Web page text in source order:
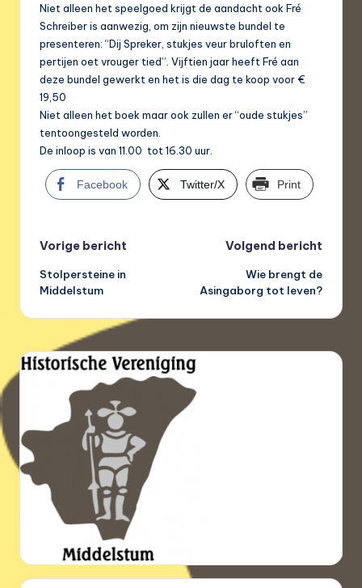
Niet alleen het speelgoed krijgt de aandacht ook Fré
Schreiber is aanwezig, om zijn nieuwste bundel te
presenteren: “Dij Spreker, stukjes veur bruloften en
pertijen oet vrouger tied”. Vijftien jaar heeft Fré aan
deze bundel gewerkt en het is die dag te koop voor €
19,50
Niet alleen het boek maar ook zullen er “oude stukjes”
tentoongesteld worden.
De inloop is van 11.00 tot 16.30 uur.
Facebook Twitter/X Print
Bericht
navigatie
Vorige bericht
Stolpersteine in
Middelstum
Volgend bericht
Wie brengt de
Asingaborg tot leven?